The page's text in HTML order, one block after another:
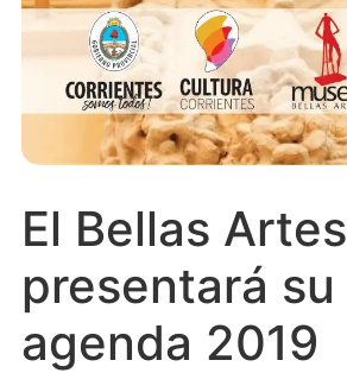
El Bellas Artes
presentará su
agenda 2019